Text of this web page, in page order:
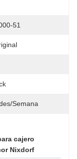
51
semana
cajero
Nixdorf